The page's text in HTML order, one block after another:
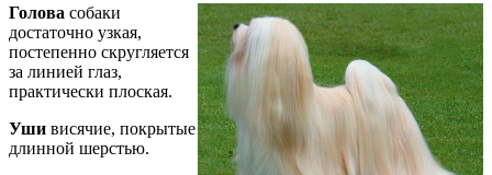
Голова собаки
достаточно узкая,
постепенно скругляется
за линией глаз,
практически плоская.
Уши висячие, покрытые
длинной шерстью.